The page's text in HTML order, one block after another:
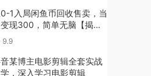
0-1入局闲鱼币回收售卖，当
现300，简单无脑【揭
9.9
某博主电影剪辑全套实战
，深入学习电影剪辑